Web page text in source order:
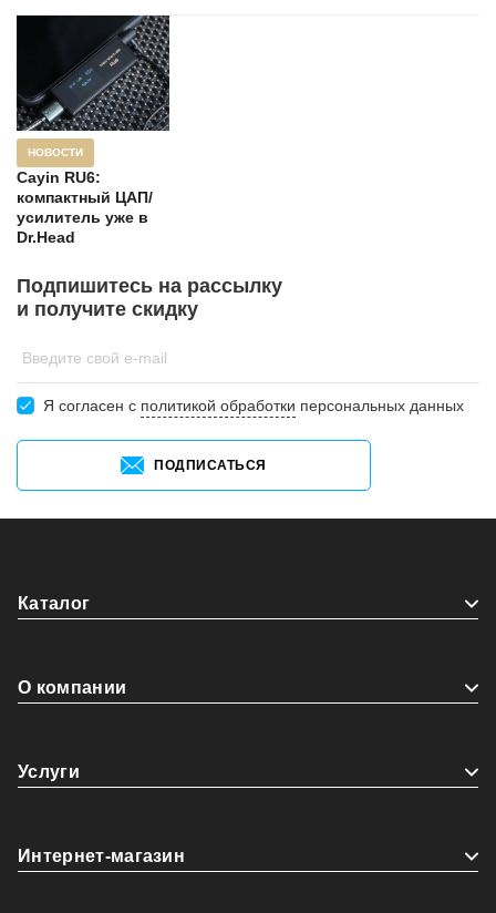
НОВОСТИ
Cayin RU6:
компактный ЦАП/
усилитель уже в
Dr.Head
Подпишитесь на рассылку
и получите скидку
Введите свой e-mail
Я согласен c политикой обработки персональных данных
ПОДПИСАТЬСЯ
Каталог
О компании
Услуги
Интернет-магазин